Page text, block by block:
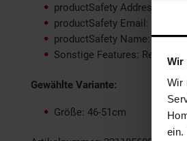
Wir
Wir
ein.
productSafety Address: Dr.-
productSafety Email:
productSafety Name:
Sonstige Features:
Gewählte Variante:
Größe: 46-51cm